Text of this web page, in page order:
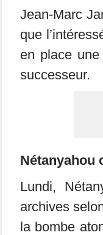
Jean-Marc
que
en place une
successeur.
Nétanyahou
Lundi,
archives
la bombe